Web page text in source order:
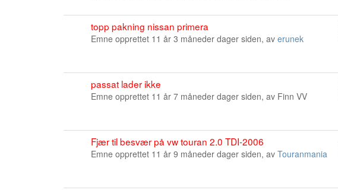
topp pakning nissan primera
Emne opprettet 11 år 3 måneder dager siden, av erunek
passat lader ikke
Emne opprettet 11 år 7 måneder dager siden, av Finn VV
Fjær til besvær på vw touran 2.0 TDI-2006
Emne opprettet 11 år 9 måneder dager siden, av Touranmania